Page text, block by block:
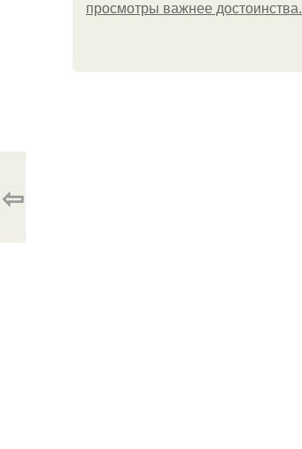
просмотры важнее достоинства.
⇦